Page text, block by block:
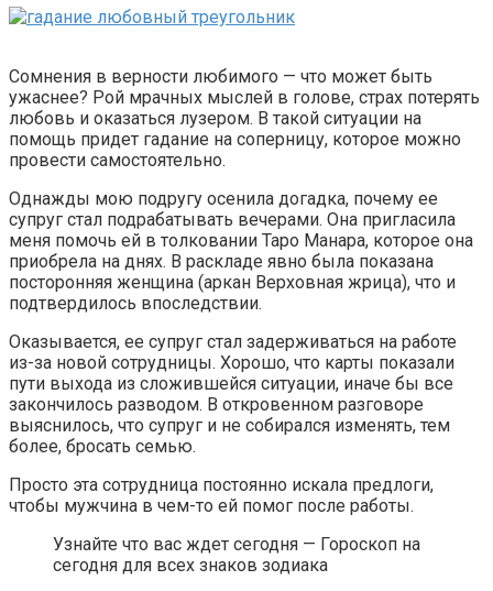
Сомнения в верности любимого — что может быть
ужаснее? Рой мрачных мыслей в голове, страх потерять
любовь и оказаться лузером. В такой ситуации на
помощь придет гадание на соперницу, которое можно
провести самостоятельно.
Однажды мою подругу осенила догадка, почему ее
супруг стал подрабатывать вечерами. Она пригласила
меня помочь ей в толковании Таро Манара, которое она
приобрела на днях. В раскладе явно была показана
посторонняя женщина (аркан Верховная жрица), что и
подтвердилось впоследствии.
Оказывается, ее супруг стал задерживаться на работе
из-за новой сотрудницы. Хорошо, что карты показали
пути выхода из сложившейся ситуации, иначе бы все
закончилось разводом. В откровенном разговоре
выяснилось, что супруг и не собирался изменять, тем
более, бросать семью.
Просто эта сотрудница постоянно искала предлоги,
чтобы мужчина в чем-то ей помог после работы.
Узнайте что вас ждет сегодня — Гороскоп на
сегодня для всех знаков зодиака